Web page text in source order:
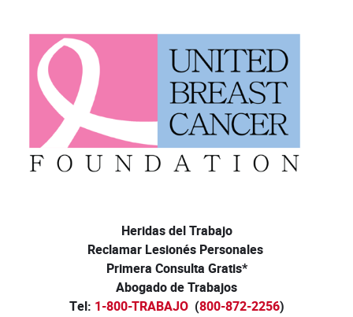
Heridas del Trabajo
Reclamar Lesionés Personales
Primera Consulta Gratis*
Abogado de Trabajos
Tel: 1-800-TRABAJO(800-872-2256)